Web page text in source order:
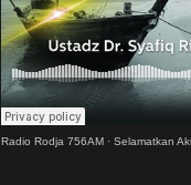
Radio Rodja 756AM · Selamatkan